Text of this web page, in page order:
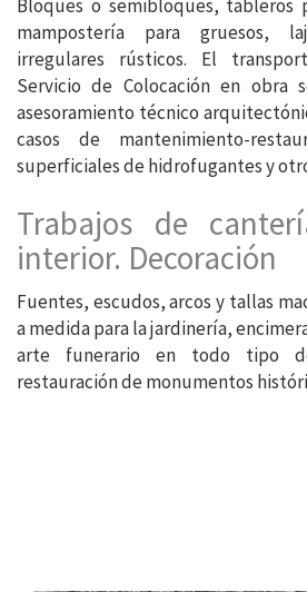
Bloques o semibloques, tableros
mampostería para gruesos,
irregulares rústicos. El
Servicio de Colocación en obra
asesoramiento técnico
casos de mantenimiento-
superficiales de hidrofugantes y
Trabajos de
interior. Decoración
Fuentes, escudos, arcos y tallas
a medida para la jardinería,
arte funerario en todo tipo
restauración de monumentos